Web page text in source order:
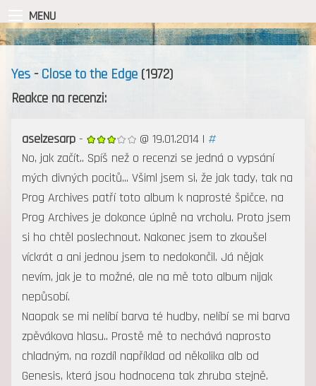
MENU
Yes-Close to the Edge(1972)
Reakce na recenzi:
aselzesarp- @ 19.01.2014 | #
No, jak začít.. Spíš než o recenzi se jedná o vypsání
mých divných pocitů... Všiml jsem si, že jak tady, tak na
Prog Archives patří toto album k naprosté špičce, na
Prog Archives je dokonce úplně na vrcholu. Proto jsem
si ho chtěl poslechnout. Nakonec jsem to zkoušel
víckrát a ani jednou jsem to nedokončil. Já nějak
nevím, jak je to možné, ale na mě toto album nijak
nepůsobí.
Naopak se mi nelíbí barva té hudby, nelíbí se mi barva
zpěvákova hlasu.. Prostě mě to nechává naprosto
chladným, na rozdíl například od několika alb od
Genesis, která jsou hodnocena tak zhruba stejně.